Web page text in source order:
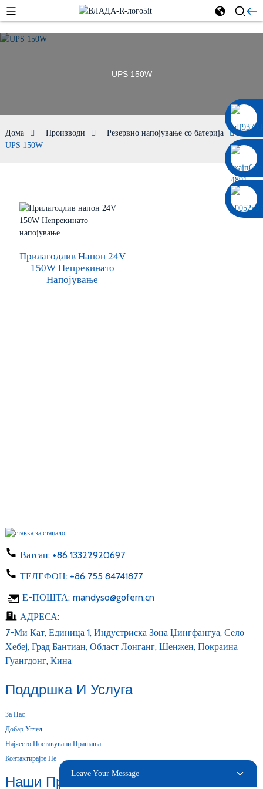
0086 13322920697
UPS 150W
Дома Производи
Резервно напојување со батерија
UPS 150W
Прилагодлив Напон 24V
150W Непрекинато
Напојување
Ватсап: +86 13322920697
ТЕЛЕФОН: +86 755 84741877
Е-ПОШТА: mandyso@gofern.cn
АДРЕСА:
7-Ми Кат, Единица 1, Индустриска Зона Џингфангуа, Село
Хебеј, Град Бантиан, Област Лонганг, Шенжен, Покраина
Гуангдонг, Кина
Поддршка И Услуга
За Нас
Добар Углед
Најчесто Поставувани Прашања
Контактирајте Не
Наши Производи
Leave Your Message